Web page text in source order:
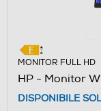
MONITOR FULL HD
HP - Monitor
DISPONIBILE